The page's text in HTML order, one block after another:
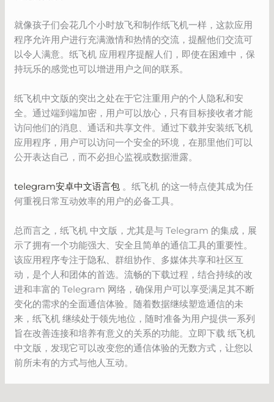
就像孩子们会花几个小时放飞和制作纸飞机一样，这款应用
程序允许用户进行充满激情和热情的交流，提醒他们交流可
以令人满意。纸飞机 应用程序提醒人们，即使在困难中，保
持玩乐的感觉也可以增进用户之间的联系。
纸飞机中文版的突出之处在于它注重用户的个人隐私和安
全。通过端到端加密，用户可以放心，只有目标接收者才能
访问他们的消息、通话和共享文件。通过下载并安装纸飞机
应用程序，用户可以访问一个安全的环境，在那里他们可以
公开表达自己，而不必担心监视或数据泄露。
telegram安卓中文语言包 。纸飞机 的这一特点使其成为任
何重视日常互动效率的用户的必备工具。
总而言之，纸飞机 中文版，尤其是与 Telegram 的集成，展
示了拥有一个功能强大、安全且简单的通信工具的重要性。
该应用程序专注于隐私、群组协作、多媒体共享和社区互
动，是个人和团体的首选。流畅的下载过程，结合持续的改
进和丰富的 Telegram 网络，确保用户可以享受满足其不断
变化的需求的全面通信体验。随着数据继续塑造通信的未
来，纸飞机 继续处于领先地位，随时准备为用户提供一系列
旨在改善连接和培养有意义的关系的功能。立即下载 纸飞机
中文版，发现它可以改变您的通信体验的无数方式，让您以
前所未有的方式与他人互动。